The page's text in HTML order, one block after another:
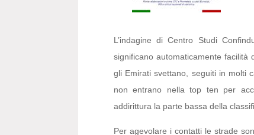
L’indagine di Centro Studi
significano automaticamente facilità
gli Emirati svettano, seguiti in molti
non entrano nella top ten per
addirittura la parte bassa della
Per agevolare i contatti le strade